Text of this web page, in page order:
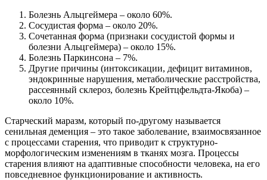
Болезнь Альцгеймера – около 60%.
Сосудистая форма – около 20%.
Сочетанная форма (признаки сосудистой формы и
болезни Альцгеймера) – около 15%.
Болезнь Паркинсона – 7%.
Другие причины (интоксикации, дефицит витаминов,
эндокринные нарушения, метаболические расстройства,
рассеянный склероз, болезнь Крейтцфельдта-Якоба) –
около 10%.
Старческий маразм, который по-другому называется
сенильная деменция – это такое заболевание, взаимосвязанное
с процессами старения, что приводит к структурно-
морфологическим изменениям в тканях мозга. Процессы
старения влияют на адаптивные способности человека, на его
повседневное функционирование и активность.